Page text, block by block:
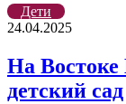
Дети
24.04.2025
На
детский сад